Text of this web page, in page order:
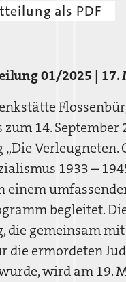
als PDF
01/2025 | 17.
zum 14. September
Verleugneten.
1933 –
einem
begleitet.
die gemeinsam
die ermordeten
wird am 19.